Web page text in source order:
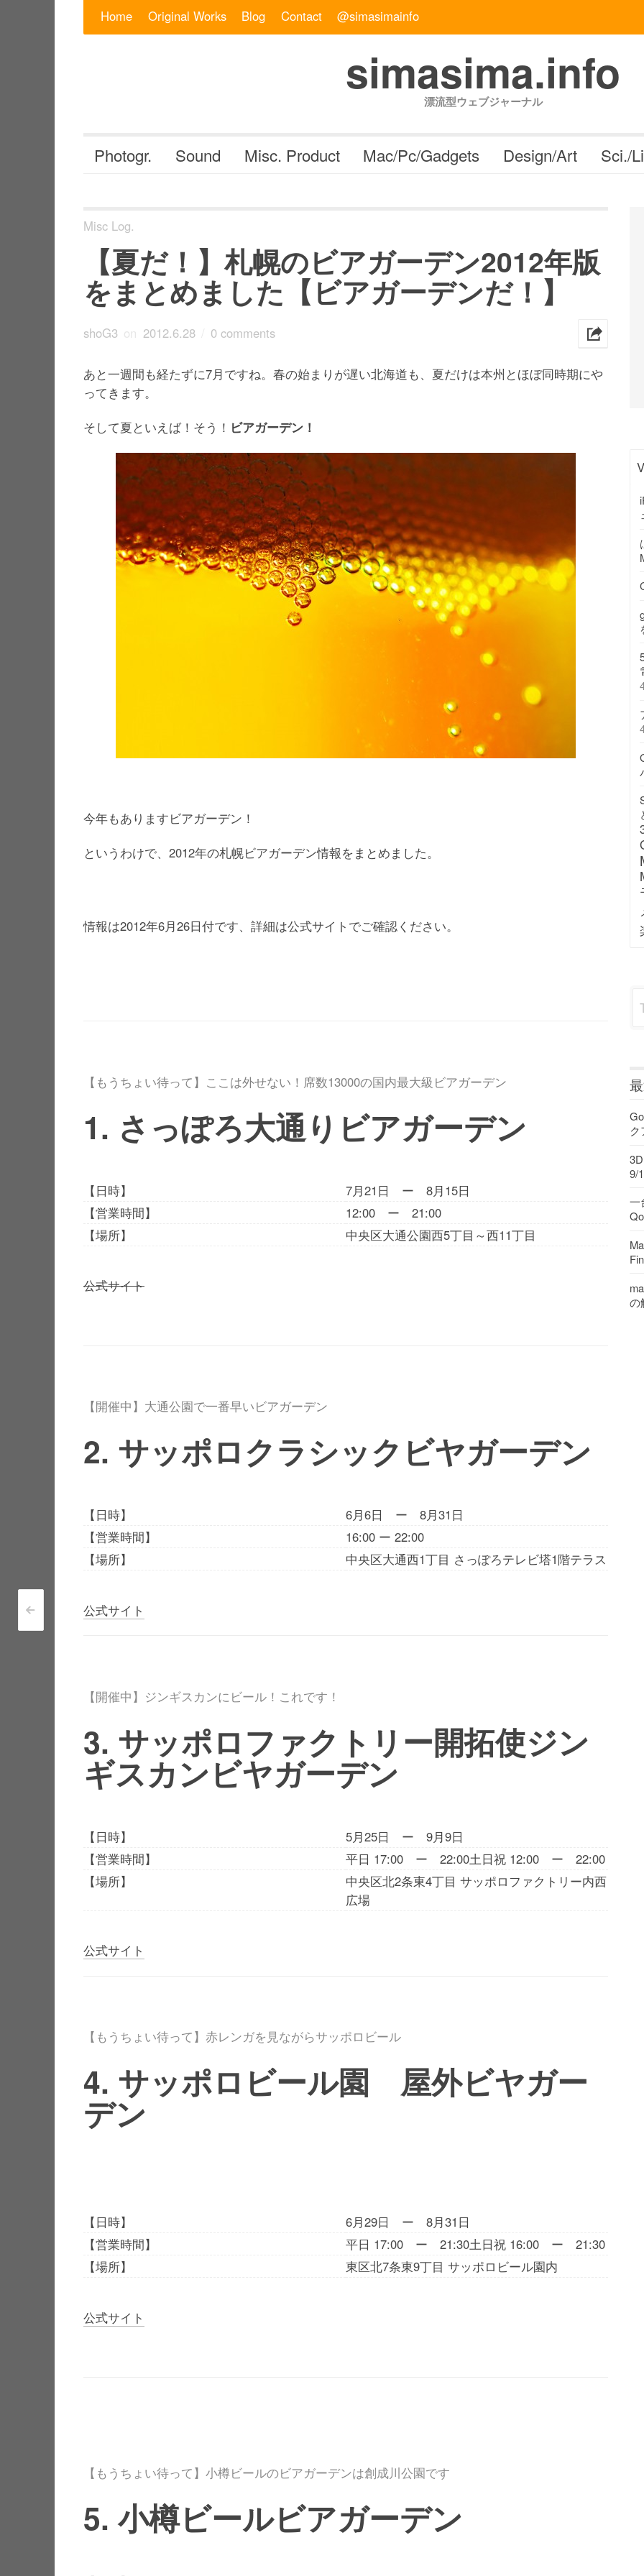
Home Original Works Blog Contact @simasimainfo
simasima.info
漂流型ウェブジャーナル
Photogr. Sound Misc. Product Mac/Pc/Gadgets Design/Art Sci./
<
Misc Log.
【夏だ！】札幌のビアガーデン2012年版
をまとめました【ビアガーデンだ！】
h
shoG3 on 2012.6.28 0 comments
あと一週間も経たずに7月ですね。春の始まりが遅い北海道も、夏だけは本州とほぼ同時期にや
ってきます。
そして夏といえば！そう！ ビアガーデン！
今年もありますビアガーデン！
というわけで、2012年の札幌ビアガーデン情報をまとめました。
情報は2012年6月26日付です、詳細は公式サイトでご確認ください。
【もうちょい待って】ここは外せない！席数13000の国内最大級ビアガーデン
1. さっぽろ大通りビアガーデン
【日時】
7月21日 ー 8月15日
【営業時間】
12:00 ー 21:00
【場所】
中央区大通公園西5丁目～西11丁目
公式サイト
【開催中】大通公園で一番早いビアガーデン
2. サッポロクラシックビヤガーデン
【日時】
6月6日 ー 8月31日
【営業時間】
16:00 ー 22:00
【場所】
中央区大通西1丁目 さっぽろテレビ塔1階テラス
公式サイト
【開催中】ジンギスカンにビール！これです！
3. サッポロファクトリー開拓使ジン
ギスカンビヤガーデン
【日時】
5月25日 ー 9月9日
【営業時間】
平日 17:00 ー 22:00土日祝 12:00 ー 22:00
【場所】
中央区北2条東4丁目 サッポロファクトリー内西
広場
公式サイト
【もうちょい待って】赤レンガを見ながらサッポロビール
4. サッポロビール園 屋外ビヤガー
デン
【日時】
6月29日 ー 8月31日
【営業時間】
平日 17:00 ー 21:30土日祝 16:00 ー 21:30
【場所】
東区北7条東9丁目 サッポロビール園内
公式サイト
【もうちょい待って】小樽ビールのビアガーデンは創成川公園です
5. 小樽ビールビアガーデン
9/
一
の